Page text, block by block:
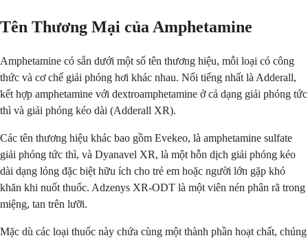
Tên Thương Mại của Amphetamine
Amphetamine có sẵn dưới một số tên thương hiệu, mỗi loại có công
thức và cơ chế giải phóng hơi khác nhau. Nổi tiếng nhất là Adderall,
kết hợp amphetamine với dextroamphetamine ở cả dạng giải phóng tức
thì và giải phóng kéo dài (Adderall XR).
Các tên thương hiệu khác bao gồm Evekeo, là amphetamine sulfate
giải phóng tức thì, và Dyanavel XR, là một hỗn dịch giải phóng kéo
dài dạng lỏng đặc biệt hữu ích cho trẻ em hoặc người lớn gặp khó
khăn khi nuốt thuốc. Adzenys XR-ODT là một viên nén phân rã trong
miệng, tan trên lưỡi.
Mặc dù các loại thuốc này chứa cùng một thành phần hoạt chất, chúng